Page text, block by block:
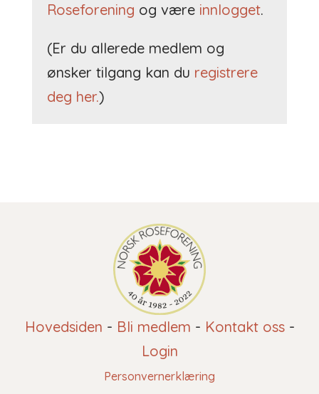
Roseforening og være innlogget.
(Er du allerede medlem og
ønsker tilgang kan du registrere
deg her.)
Hovedsiden - Bli medlem - Kontakt oss-
Login
Personvernerklæring